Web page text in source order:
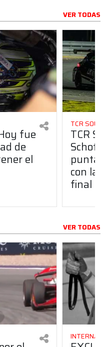
VER TODAS
fue
de
el
TCR
TCR
punta
con la
final
VER TODAS